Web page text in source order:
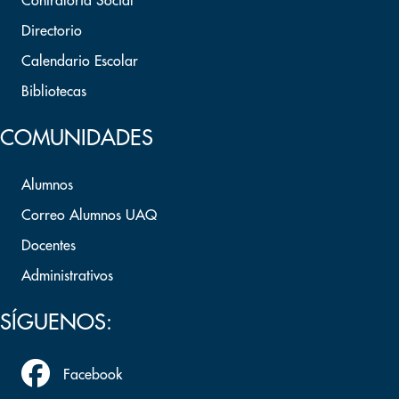
Directorio
Calendario Escolar
Bibliotecas
COMUNIDADES
Alumnos
Correo Alumnos UAQ
Docentes
Administrativos
SÍGUENOS:
Facebook